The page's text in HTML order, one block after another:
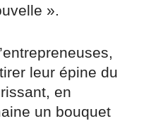
».
leur épine du
en
un bouquet